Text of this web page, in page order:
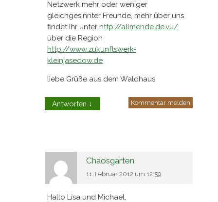
Netzwerk mehr oder weniger
gleichgesinnter Freunde, mehr über uns
findet Ihr unterhttp://allmende.de.vu/
über die Region
http://www.zukunftswerk-
kleinjasedow.de
liebe Grüße aus dem Waldhaus
Antworten ↓ Kommentar melden
Chaosgarten
11. Februar 2012 um 12:59
Hallo Lisa und Michael,